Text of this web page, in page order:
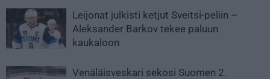
Leijonat julkisti ketjut Sveitsi-peliin –
Aleksander Barkov tekee paluun
kaukaloon
Venäläisveskari sekosi Suomen 2.